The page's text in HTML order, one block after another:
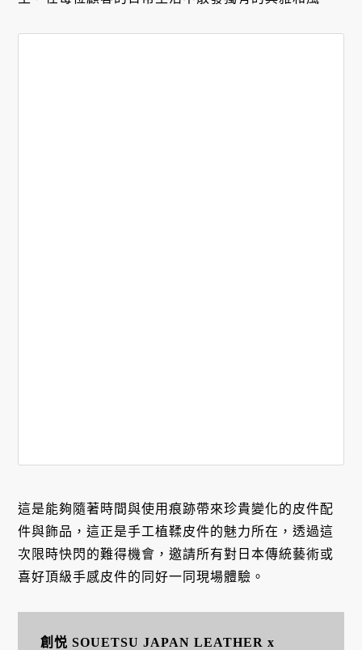
這是能夠隨著時間與使用痕跡帶來珍貴變化的皮件配
件與飾品，這正是手工植鞣皮件的魅力所在，透過這
次限時快閃的難得機會，邀請所有對日本傳統藝術或
喜好頂級手感皮件的同好一同現場體驗。
創悦 SOUETSU JAPAN LEATHER x